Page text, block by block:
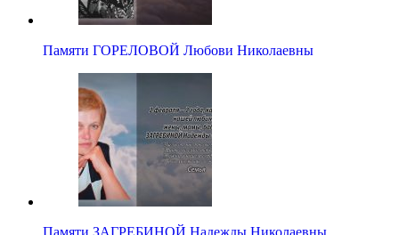
Памяти ГОРЕЛОВОЙ Любови Николаевны